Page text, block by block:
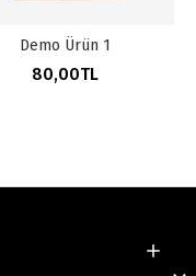
Demo Ürün 1
80,00TL